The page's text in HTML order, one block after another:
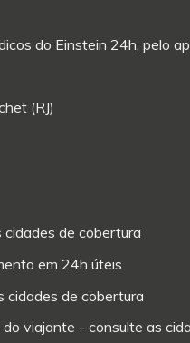
do Einstein 24h, pelo
(RJ)
cidades de cobertura
em 24h úteis
cidades de cobertura
viajante - consulte as